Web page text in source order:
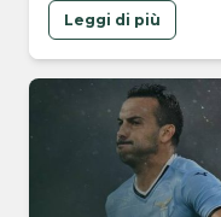
Leggi di più